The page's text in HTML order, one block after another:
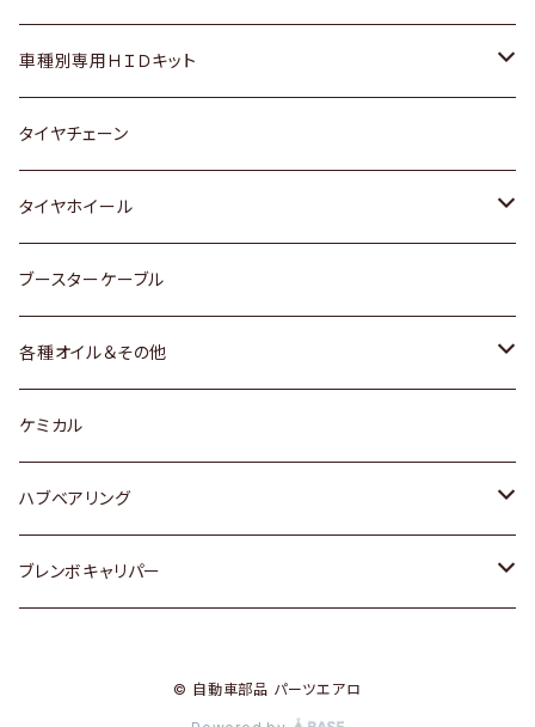
マツダ
三菱
スバル
レクサス
ダイハツ
マツダ
三菱
スバル
日産
いすゞ
ダイハツ
マツダ
三菱
スバル
スズキ
日産
ダイハツ
スバル
ホンダ
スズキ
日産
ダイハツ
マツダ
ホンダ
スズキ
日産
ダイハツ
マツダ
スバル
車種別専用ＨＩＤキット
トヨタ
マツダ
タイヤチェーン
タイヤホイール
トヨタ
ホンダ
スズキ
日産
ダイハツ
ブースターケーブル
各種オイル＆その他
ディーデル洗浄添加剤
ケミカル
ハブベアリング
トヨタ
ブレンボキャリパー
© 自動車部品 パーツエアロ